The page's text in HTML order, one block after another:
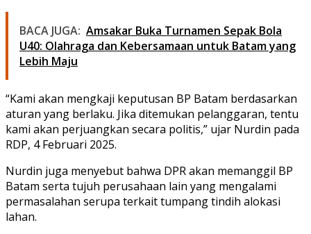
BACA JUGA: Amsakar Buka Turnamen Sepak Bola
U40: Olahraga dan Kebersamaan untuk Batam yang
Lebih Maju
“Kami akan mengkaji keputusan BP Batam berdasarkan
aturan yang berlaku. Jika ditemukan pelanggaran, tentu
kami akan perjuangkan secara politis,” ujar Nurdin pada
RDP, 4 Februari 2025.
Nurdin juga menyebut bahwa DPR akan memanggil BP
Batam serta tujuh perusahaan lain yang mengalami
permasalahan serupa terkait tumpang tindih alokasi
lahan.